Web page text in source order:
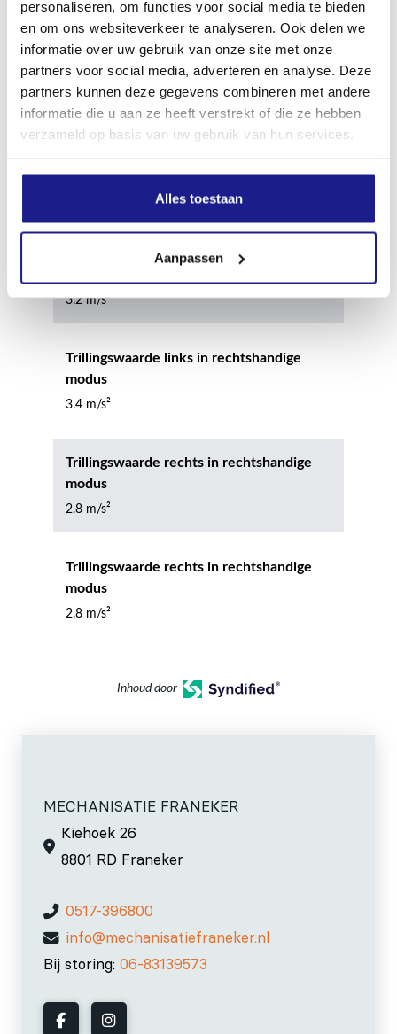
personaliseren, om functies voor social media te bieden
en om ons websiteverkeer te analyseren. Ook delen we
informatie over uw gebruik van onze site met onze
partners voor social media, adverteren en analyse. Deze
partners kunnen deze gegevens combineren met andere
informatie die u aan ze heeft verstrekt of die ze hebben
verzameld op basis van uw gebruik van hun services.
Alles toestaan
Aanpassen
Geluidsdrukniveau
101.0 dB(A)
Geluidsvermogenniveau
111.0 dB(A)
Geluidsvermogenniveau
Trillingswaarde links in rechtshandige
3.2 m/s²
Trillingswaarde links in rechtshandige
modus
3.4 m/s²
Trillingswaarde rechts in rechtshandige
modus
2.8 m/s²
Trillingswaarde rechts in rechtshandige
modus
2.8 m/s²
Inhoud door
MECHANISATIE FRANEKER
Kiehoek 26
8801 RD Franeker
0517-396800
info@mechanisatiefraneker.nl
Bij storing: 06-83139573